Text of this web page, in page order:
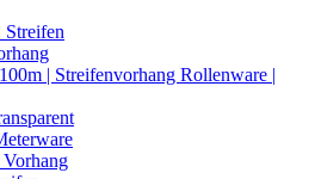
| Streifenvorhang Rollenware |